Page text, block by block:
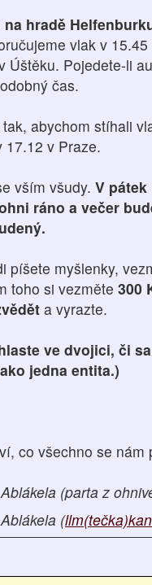
hradě
vlak v
Úštěku. Pojedete-li
čas.
abychom stíhali
17.12 v Praze.
vším všudy. V
ráno a večer
píšete myšlenky,
toho si vezměte 300
a vyrazte.
ve dvojici, či
jedna entita.)
co všechno se nám
(parta z
(